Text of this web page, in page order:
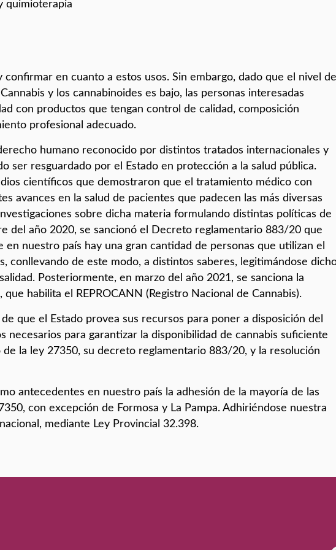
quimioterapia
en cuanto a estos usos. Sin embargo, dado que el nivel de
y los cannabinoides es bajo, las personas interesadas
con productos que tengan control de calidad, composición
profesional adecuado.
humano reconocido por distintos tratados internacionales y
ser resguardado por el Estado en protección a la salud pública.
científicos que demostraron que el tratamiento médico con
avances en la salud de pacientes que padecen las más diversas
sobre dicha materia formulando distintas políticas de
del año 2020, se sancionó el Decreto reglamentario 883/20 que
nuestro país hay una gran cantidad de personas que utilizan el
conllevando de este modo, a distintos saberes, legitimándose
Posteriormente, en marzo del año 2021, se sanciona la
habilita el REPROCANN (Registro Nacional de Cannabis).
que el Estado provea sus recursos para poner a disposición del
necesarios para garantizar la disponibilidad de cannabis suficiente
la ley 27350, su decreto reglamentario 883/20, y la resolución
antecedentes en nuestro país la adhesión de la mayoría de las
con excepción de Formosa y La Pampa. Adhiriéndose nuestra
mediante Ley Provincial 32.398.